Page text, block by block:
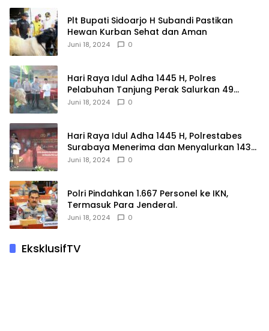
Plt Bupati Sidoarjo H Subandi Pastikan
Hewan Kurban Sehat dan Aman
Juni 18, 2024 0
Hari Raya Idul Adha 1445 H, Polres
Pelabuhan Tanjung Perak Salurkan 49
Hewan Korban.
Juni 18, 2024 0
Hari Raya Idul Adha 1445 H, Polrestabes
Surabaya Menerima dan Menyalurkan 143
Hewan Kurban
Juni 18, 2024 0
Polri Pindahkan 1.667 Personel ke IKN,
Termasuk Para Jenderal.
Juni 18, 2024 0
EksklusifTV